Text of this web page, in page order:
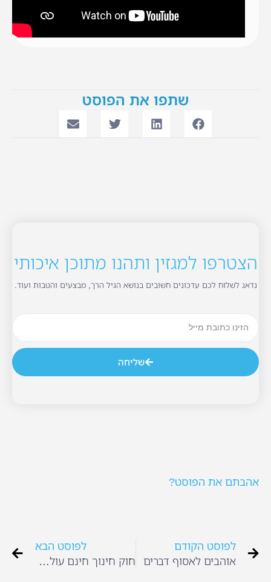
שתפו את הפוסט
הצטרפו למגזין ותהנו מתוכן איכותי
נדאג לשלוח לכם עדכונים חשובים בנושא הגיל הרך, מבצעים והטבות ועוד.
שליחה
אהבתם את הפוסט?
לפוסט הקודם
אוהבים לאסוף דברים
לפוסט הבא
חוק חינוך חינם עולה לנו ביוקר